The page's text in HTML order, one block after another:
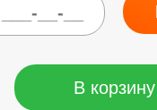
В корзину